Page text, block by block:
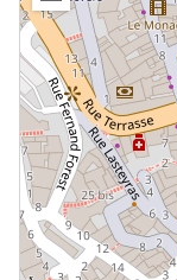
Topographie
Drones
Inventaires
Systèmes
HArpage
La formation
Publications